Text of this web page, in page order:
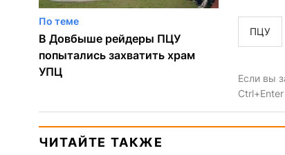
По теме
В Довбыше рейдеры ПЦУ
попытались захватить храм
УПЦ
ПЦУ
Если вы
ЧИТАЙТЕ ТАКЖЕ